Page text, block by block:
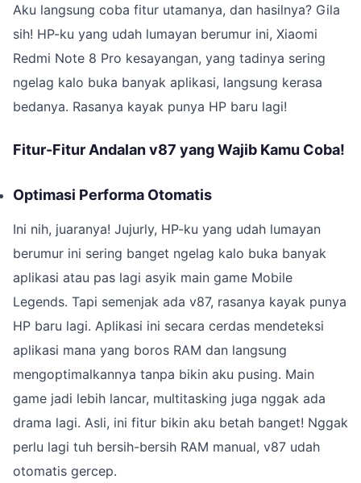
Aku langsung coba fitur utamanya, dan hasilnya? Gila
sih! HP-ku yang udah lumayan berumur ini, Xiaomi
Redmi Note 8 Pro kesayangan, yang tadinya sering
ngelag kalo buka banyak aplikasi, langsung kerasa
bedanya. Rasanya kayak punya HP baru lagi!
Fitur-Fitur Andalan v87 yang Wajib Kamu Coba!
Optimasi Performa Otomatis
Ini nih, juaranya! Jujurly, HP-ku yang udah lumayan
berumur ini sering banget ngelag kalo buka banyak
aplikasi atau pas lagi asyik main game Mobile
Legends. Tapi semenjak ada v87, rasanya kayak punya
HP baru lagi. Aplikasi ini secara cerdas mendeteksi
aplikasi mana yang boros RAM dan langsung
mengoptimalkannya tanpa bikin aku pusing. Main
game jadi lebih lancar, multitasking juga nggak ada
drama lagi. Asli, ini fitur bikin aku betah banget! Nggak
perlu lagi tuh bersih-bersih RAM manual, v87 udah
otomatis gercep.